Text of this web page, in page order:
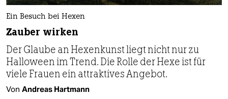
Ein Besuch bei Hexen
Zauber wirken
Der Glaube an Hexenkunst liegt nicht nur zu
Halloween im Trend. Die Rolle der Hexe ist für
viele Frauen ein attraktives Angebot.
Von Andreas Hartmann